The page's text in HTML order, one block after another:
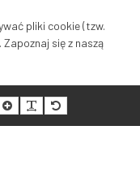
pliki cookie (tzw.
się z naszą
Większy
rozmiar
tekstu
Czytelność
tekstu
Domyślny
rozmiar
tekstu